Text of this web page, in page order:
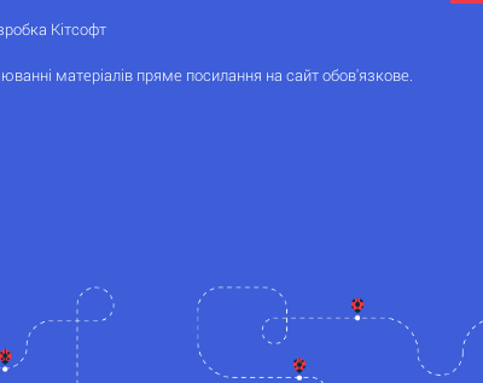
Кітсофт
матеріалів пряме посилання на сайт обов'язкове.